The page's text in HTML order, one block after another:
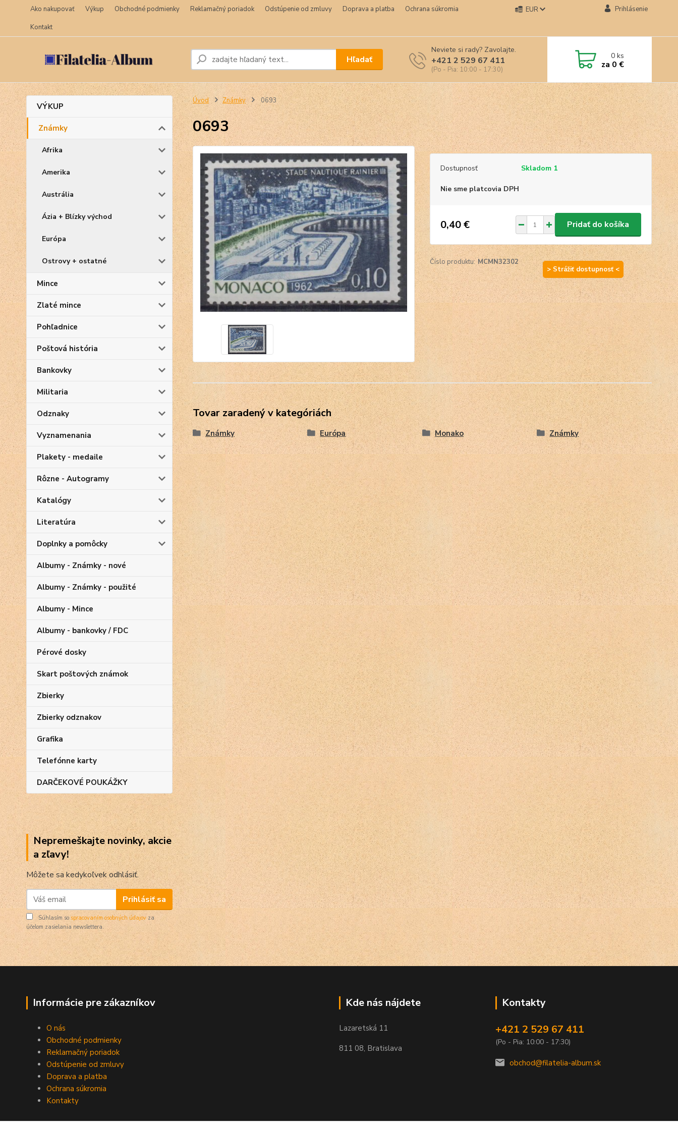
Ako nakupovať Výkup Obchodné podmienky Reklamačný poriadok Odstúpenie od zmluvy Doprava a platba
Ochrana súkromia
Kontakt
EUR Prihlásenie
Hľadať
Neviete si rady? Zavolajte.
+421 2 529 67 411
(Po - Pia: 10:00 - 17:30)
0ks
za 0 €
VÝKUP
Známky
Afrika
Amerika
Austrália
Ázia + Blízky východ
Európa
Ostrovy + ostatné
Mince
Zlaté mince
Pohľadnice
Poštová história
Bankovky
Militaria
Odznaky
Vyznamenania
Plakety - medaile
Rôzne - Autogramy
Katalógy
Literatúra
Doplnky a pomôcky
Albumy - Známky - nové
Albumy - Známky - použité
Albumy - Mince
Albumy - bankovky / FDC
Pérové dosky
Skart poštových známok
Zbierky
Zbierky odznakov
Grafika
Telefónne karty
DARČEKOVÉ POUKÁŽKY
Nepremeškajte novinky, akcie
a zľavy!
Môžete sa kedykoľvek odhlásiť.
Prihlásiť sa
Súhlasím so spracovaním osobných údajov za
účelom zasielania newslettera.
Úvod Známky 0693
0693
Dostupnosť Skladom 1
Nie sme platcovia DPH
0,40 € Pridať do košíka
Číslo produktu: MCMN32302
> Strážiť dostupnosť <
Tovar zaradený v kategóriách
Známky Európa Monako Známky
Informácie pre zákazníkov
O nás
Obchodné podmienky
Reklamačný poriadok
Odstúpenie od zmluvy
Doprava a platba
Ochrana súkromia
Kontakty
Kde nás nájdete
Lazaretská 11
811 08, Bratislava
Kontakty
+421 2 529 67 411
(Po - Pia: 10:00 - 17:30)
obchod@filatelia-album.sk